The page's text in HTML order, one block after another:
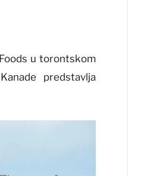
u torontskom
predstavlja